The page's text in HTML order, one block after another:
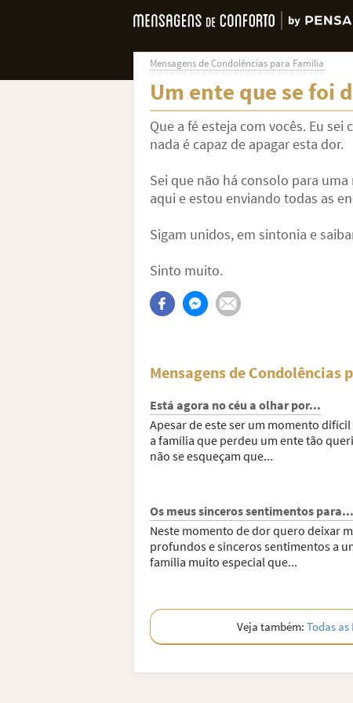
Mensagens de Condolências para Família
Um ente que se foi
Que a fé esteja com vocês. Eu
nada é capaz de apagar esta dor.
Sei que não há consolo para
aqui e estou enviando todas as
Sigam unidos, em sintonia e
Sinto muito.
Mensagens de
Está agora no céu a olhar por...
Apesar de este ser um momento difícil
a família que perdeu um ente tão
não se esqueçam que...
Os meus sinceros sentimentos para...
Neste momento de dor quero deixar
profundos e sinceros sentimentos a
família muito especial que...
Veja também: Todas